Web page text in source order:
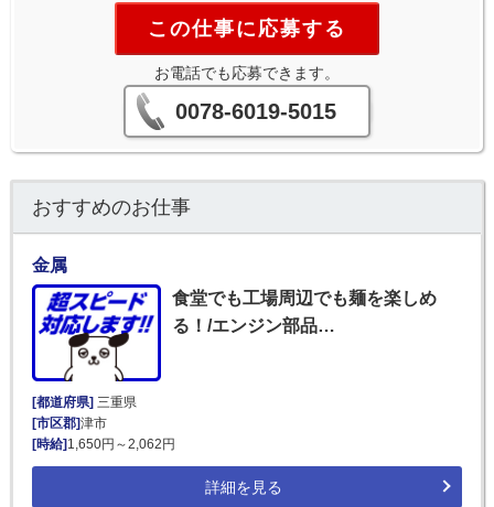
この仕事に応募する
お電話でも応募できます。
0078-6019-5015
おすすめのお仕事
金属
食堂でも工場周辺でも麺を楽しめ
る！/エンジン部品…
[都道府県] 三重県
[市区郡]津市
[時給] 1,650円～2,062円
詳細を見る